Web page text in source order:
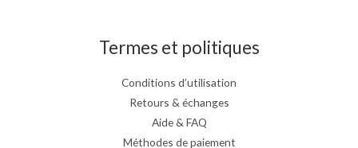
Termes et politiques
Conditions d’utilisation
Retours & échanges
Aide & FAQ
Méthodes de paiement